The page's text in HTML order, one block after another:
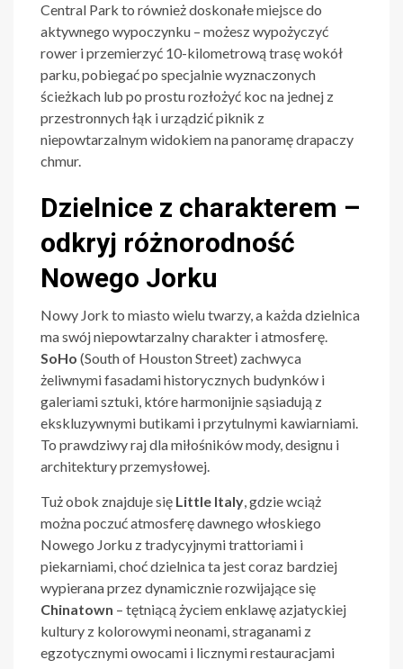
Central Park to również doskonałe miejsce do
aktywnego wypoczynku – możesz wypożyczyć
rower i przemierzyć 10-kilometrową trasę wokół
parku, pobiegać po specjalnie wyznaczonych
ścieżkach lub po prostu rozłożyć koc na jednej z
przestronnych łąk i urządzić piknik z
niepowtarzalnym widokiem na panoramę drapaczy
chmur.
Dzielnice z charakterem –
odkryj różnorodność
Nowego Jorku
Nowy Jork to miasto wielu twarzy, a każda dzielnica
ma swój niepowtarzalny charakter i atmosferę.
SoHo (South of Houston Street) zachwyca
żeliwnymi fasadami historycznych budynków i
galeriami sztuki, które harmonijnie sąsiadują z
ekskluzywnymi butikami i przytulnymi kawiarniami.
To prawdziwy raj dla miłośników mody, designu i
architektury przemysłowej.
Tuż obok znajduje się Little Italy, gdzie wciąż
można poczuć atmosferę dawnego włoskiego
Nowego Jorku z tradycyjnymi trattoriami i
piekarniami, choć dzielnica ta jest coraz bardziej
wypierana przez dynamicznie rozwijające się
Chinatown – tętniącą życiem enklawę azjatyckiej
kultury z kolorowymi neonami, straganami z
egzotycznymi owocami i licznymi restauracjami